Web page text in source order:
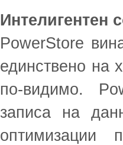
Интелигентен
PowerStore
единствено на
по-видимо.
записа на
оптимизации